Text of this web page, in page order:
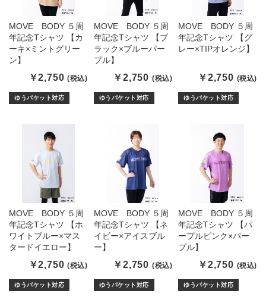
MOVE BODY ５周
年記念Tシャツ 【カ
ーキ×ミントグリー
ン】
￥2,750 (税込)
ゆうパケット対応
MOVE BODY ５周
年記念Tシャツ 【ブ
ラック×ブルーパー
プル】
￥2,750 (税込)
ゆうパケット対応
MOVE BODY ５周
年記念Tシャツ 【グ
レー×TIPオレンジ】
￥2,750 (税込)
ゆうパケット対応
MOVE BODY ５周
年記念Tシャツ 【ホ
ワイトブルー×マス
タードイエロー】
￥2,750 (税込)
ゆうパケット対応
MOVE BODY ５周
年記念Tシャツ 【ネ
イビー×アイスブル
ー】
￥2,750 (税込)
ゆうパケット対応
MOVE BODY ５周
年記念Tシャツ 【パ
ープルピンク×パー
プル】
￥2,750 (税込)
ゆうパケット対応